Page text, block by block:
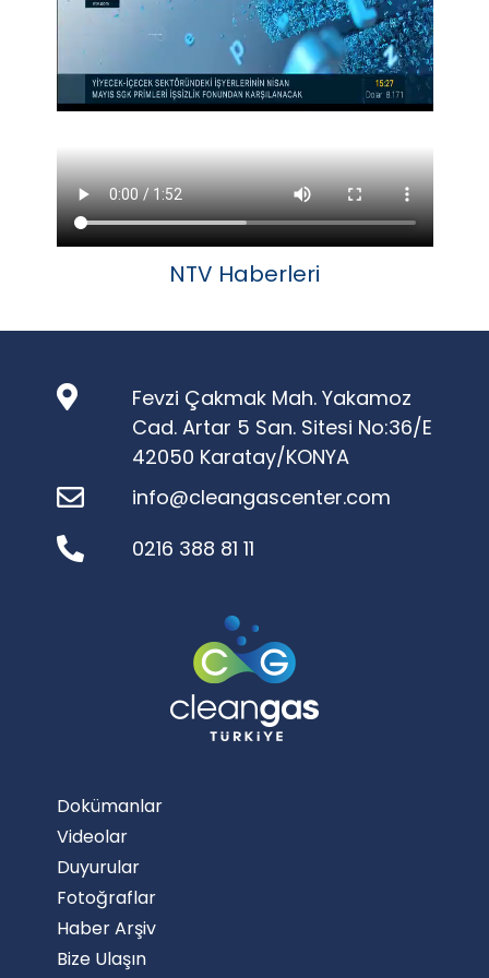
NTV Haberleri
Fevzi Çakmak Mah. Yakamoz
Cad. Artar 5 San. Sitesi No:36/E
42050 Karatay/KONYA
info@cleangascenter.com
0216 388 81 11
Dokümanlar
Videolar
Duyurular
Fotoğraflar
Haber Arşiv
Bize Ulaşın